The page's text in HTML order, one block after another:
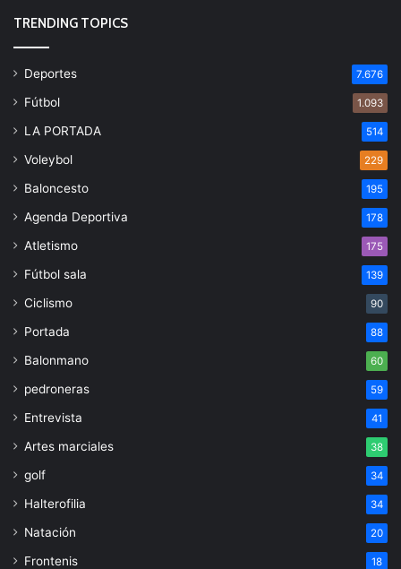
TRENDING TOPICS
Deportes 7.676
Fútbol 1.093
LA PORTADA 514
Voleybol 229
Baloncesto 195
Agenda Deportiva 178
Atletismo 175
Fútbol sala 139
Ciclismo 90
Portada 88
Balonmano 60
pedroneras 59
Entrevista 41
Artes marciales 38
golf 34
Halterofilia 34
Natación 20
Frontenis 18